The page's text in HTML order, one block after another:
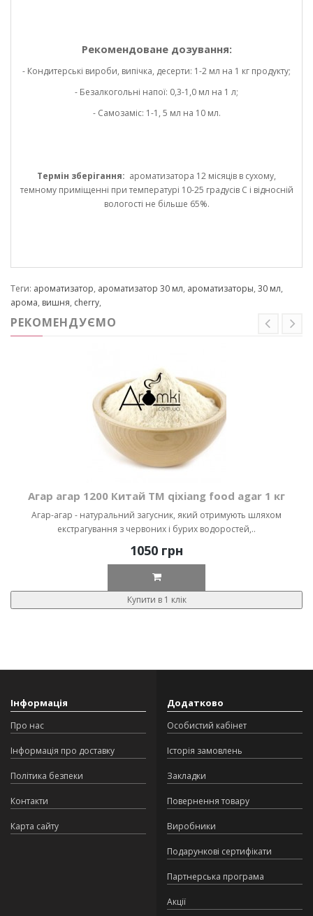
Рекомендоване дозування:
- Кондитерські вироби, випічка, десерти: 1-2 мл на 1 кг продукту;
- Безалкогольні напої: 0,3-1,0 мл на 1 л;
- Самозаміс: 1-1, 5 мл на 10 мл.
Термін зберігання: ароматизатора 12 місяців в сухому,
темному приміщенні при температурі 10-25 градусів С і відносній
вологості не більше 65%.
Теги: ароматизатор, ароматизатор 30 мл, ароматизаторы, 30 мл,
арома, вишня, cherry,
РЕКОМЕНДУЄМО
Агар агар 1200 Китай ТМ qixiang food agar 1 кг
Агар-агар - натуральний загусник, який отримують шляхом
екстрагування з червоних і бурих водоростей,..
1050 грн
Купити в 1 клік
Інформація
Про нас
Інформація про доставку
Політика безпеки
Контакти
Карта сайту
Додатково
Особистий кабінет
Історія замовлень
Закладки
Повернення товару
Виробники
Подарункові сертифікати
Партнерська програма
Акції